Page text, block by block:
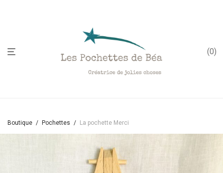
0
Boutique / Pochettes / La pochette Merci